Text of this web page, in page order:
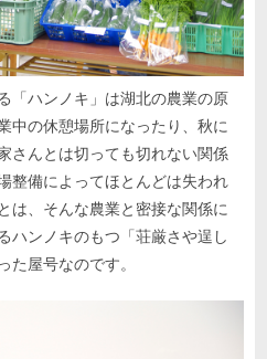
「ハンノキ」は湖北の農業の原
中の休憩場所になったり、秋に
さんとは切っても切れない関係
整備によってほとんどは失われ
は、そんな農業と密接な関係に
ハンノキのもつ「荘厳さや逞し
た屋号なのです。